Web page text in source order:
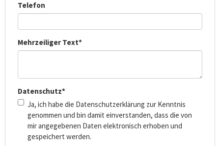
Telefon
Mehrzeiliger Text*
Datenschutz*
Ja, ich habe die Datenschutzerklärung zur Kenntnis
genommen und bin damit einverstanden, dass die von
mir angegebenen Daten elektronisch erhoben und
gespeichert werden.